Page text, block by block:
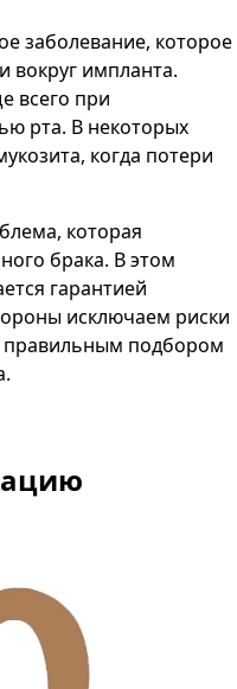
заболевание, которое
вокруг импланта.
всего при
рта. В некоторых
когда потери
которая
брака. В этом
гарантией
исключаем риски
правильным подбором